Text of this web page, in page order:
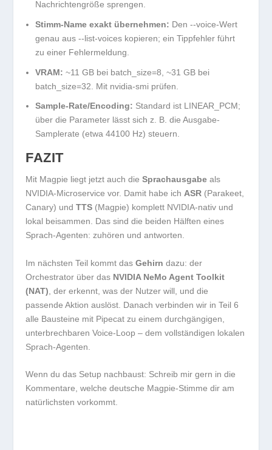
Nachrichtengröße sprengen.
Stimm-Name exakt übernehmen: Den--voice-Wert
genau aus--list-voices kopieren; ein Tippfehler führt
zu einer Fehlermeldung.
VRAM: ~11 GB bei batch_size=8 , ~31 GB bei
batch_size=32 . Mit nvidia-smi prüfen.
Sample-Rate/Encoding: Standard ist LINEAR_PCM;
über die Parameter lässt sich z. B. die Ausgabe-
Samplerate (etwa 44100 Hz) steuern.
FAZIT
Mit Magpie liegt jetzt auch dieSprachausgabe als
NVIDIA-Microservice vor. Damit habe ichASR (Parakeet,
Canary) undTTS (Magpie) komplett NVIDIA-nativ und
lokal beisammen. Das sind die beiden Hälften eines
Sprach-Agenten: zuhören und antworten.
Im nächsten Teil kommt dasGehirn dazu: der
Orchestrator über das NVIDIA NeMo Agent Toolkit
(NAT) , der erkennt, was der Nutzer will, und die
passende Aktion auslöst. Danach verbinden wir in Teil 6
alle Bausteine mit Pipecat zu einem durchgängigen,
unterbrechbaren Voice-Loop – dem vollständigen lokalen
Sprach-Agenten.
Wenn du das Setup nachbaust: Schreib mir gern in die
Kommentare, welche deutsche Magpie-Stimme dir am
natürlichsten vorkommt.